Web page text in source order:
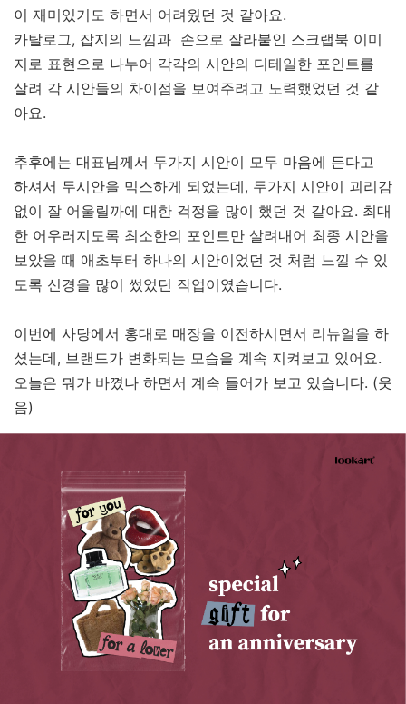
이 재미있기도 하면서 어려웠던 것 같아요.
카탈로그, 잡지의 느낌과 손으로 잘라붙인 스크랩북 이미
지로 표현으로 나누어 각각의 시안의 디테일한 포인트를
살려 각 시안들의 차이점을 보여주려고 노력했었던 것 같
아요.
추후에는 대표님께서 두가지 시안이 모두 마음에 든다고
하셔서 두시안을 믹스하게 되었는데, 두가지 시안이 괴리감
없이 잘 어울릴까에 대한 걱정을 많이 했던 것 같아요. 최대
한 어우러지도록 최소한의 포인트만 살려내어 최종 시안을
보았을 때 애초부터 하나의 시안이었던 것 처럼 느낄 수 있
도록 신경을 많이 썼었던 작업이였습니다.
이번에 사당에서 홍대로 매장을 이전하시면서 리뉴얼을 하
셨는데, 브랜드가 변화되는 모습을 계속 지켜보고 있어요.
오늘은 뭐가 바꼈나 하면서 계속 들어가 보고 있습니다. (웃
음)